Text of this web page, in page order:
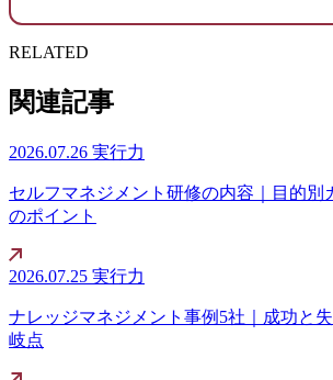
RELATED
関連記事
2026.07.26 実行力
セルフマネジメント研修の内容｜目的別
のポイント
2026.07.25 実行力
ナレッジマネジメント事例5社｜成功と
岐点